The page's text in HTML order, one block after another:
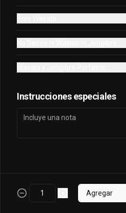
$7.100
Sake
Instrucciones especiales
Agregar